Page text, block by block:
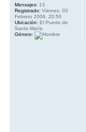
Mensajes: 13
Registrado: Viernes, 03
Febrero 2006, 20:50
Ubicación: El Puerto de
Santa María
Género: